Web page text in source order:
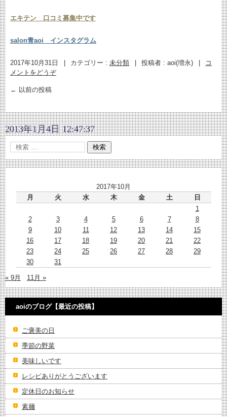
エキテン 口コミ募集中です
salon青aoi インスタグラム
2017年10月31日 カテゴリー : 未分類 投稿者 : aoi(増永)
コ
メントをどうぞ
← 以前の投稿
2013年1月4日 12:47:37
2017年10月
月
火 水 木 金 土
日
1
2
3 4 5 6 7
8
9
10 11 12 13 14
15
16
17 18 19 20 21
22
23
24 25 26 27 28
29
30
31
« 9月 11月 »
aoiのブログ【最近の投稿】
ご褒美の日
季節の野菜
美味しいです
レシピありがとうございます
定休日のお知らせ
素麺